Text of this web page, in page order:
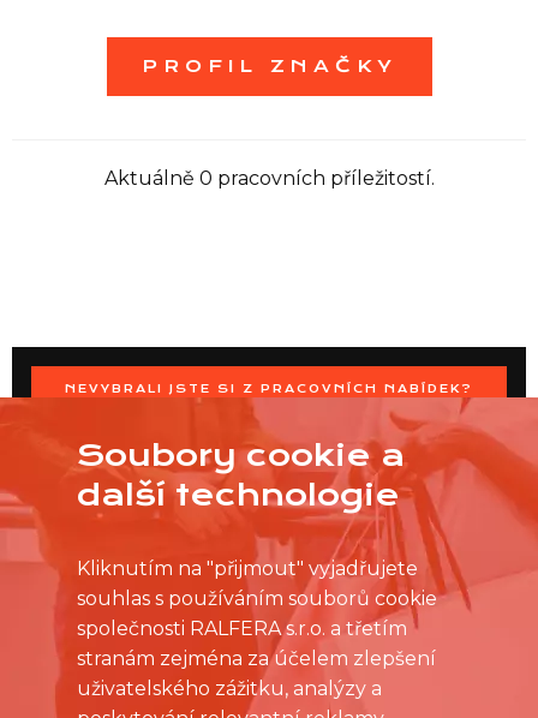
PROFIL ZNAČKY
Aktuálně 0 pracovních příležitostí.
NEVYBRALI JSTE SI Z PRACOVNÍCH NABÍDEK?
OSLOVTE PRODEJNU PŘÍMO S VAŠIMI ČASOVÝMI
MOŽNOSTMI
Soubory cookie a
další technologie
Kliknutím na "přijmout" vyjadřujete
souhlas s používáním souborů cookie
společnosti RALFERA s.r.o. a třetím
stranám zejména za účelem zlepšení
uživatelského zážitku, analýzy a